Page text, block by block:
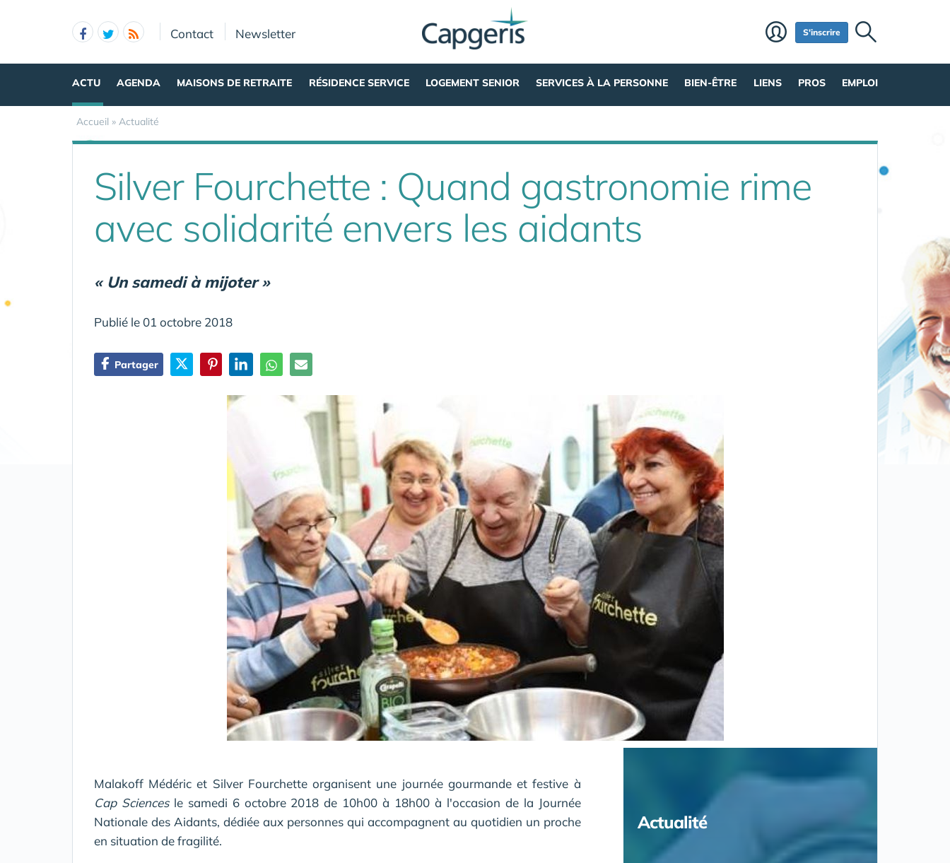
Contact Newsletter S'inscrire
ACTU AGENDA MAISONS DE RETRAITE RÉSIDENCE SERVICE LOGEMENT SENIOR SERVICES À LA PERSONNE BIEN-ÊTRE LIENS PROS EMPLOI
Accueil » Actualité
Silver Fourchette : Quand gastronomie rime
avec solidarité envers les aidants
« Un samedi à mijoter »
Publié le 01 octobre 2018
Partager
Malakoff Médéric et Silver Fourchette organisent une journée gourmande et festive à
Cap Sciences le samedi 6 octobre 2018 de 10h00 à 18h00 à l'occasion de la Journée
Nationale des Aidants, dédiée aux personnes qui accompagnent au quotidien un proche
en situation de fragilité.
Actualité